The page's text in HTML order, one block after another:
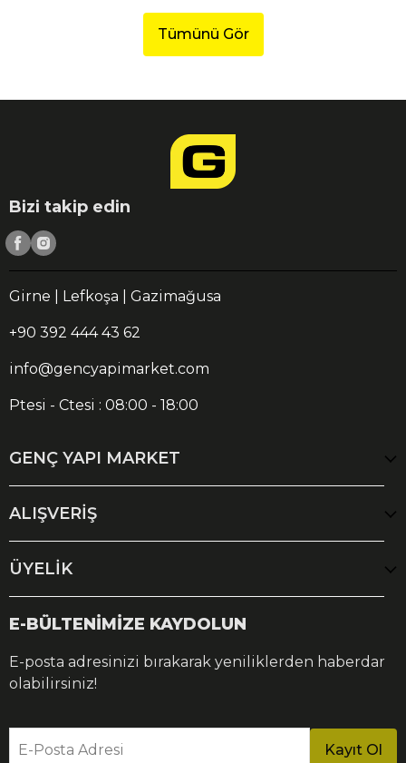
Tümünü Gör
Bizi takip edin
Girne | Lefkoşa | Gazimağusa
+90 392 444 43 62
info@gencyapimarket.com
Ptesi - Ctesi : 08:00 - 18:00
GENÇ YAPI MARKET
ALIŞVERİŞ
ÜYELİK
E-BÜLTENİMİZE KAYDOLUN
E-posta adresinizi bırakarak yeniliklerden haberdar
olabilirsiniz!
E-Posta Adresi Kayıt Ol